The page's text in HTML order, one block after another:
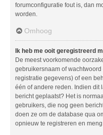
forumconfiguratie fout is, dan
worden.
Omhoog
Ik heb me ooit geregistreerd
De meest voorkomende
gebruikersnaam of
registratie gegevens) of een
één of andere reden. Indien dit
bericht geplaatst? Het is
gebruikers, die nog geen
doen ze om de database qua
opnieuw te registreren en